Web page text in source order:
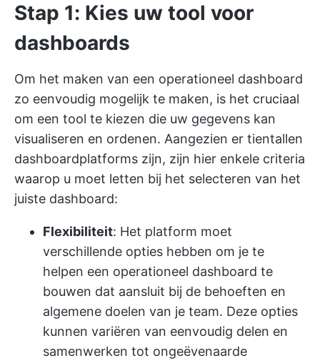
Stap 1: Kies uw tool voor
dashboards
Om het maken van een operationeel dashboard
zo eenvoudig mogelijk te maken, is het cruciaal
om een tool te kiezen die uw gegevens kan
visualiseren en ordenen. Aangezien er tientallen
dashboardplatforms zijn, zijn hier enkele criteria
waarop u moet letten bij het selecteren van het
juiste dashboard:
Flexibiliteit: Het platform moet
verschillende opties hebben om je te
helpen een operationeel dashboard te
bouwen dat aansluit bij de behoeften en
algemene doelen van je team. Deze opties
kunnen variëren van eenvoudig delen en
samenwerken tot ongeëvenaarde